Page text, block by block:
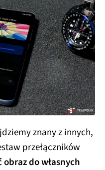
znany z innych,
przełączników
do własnych